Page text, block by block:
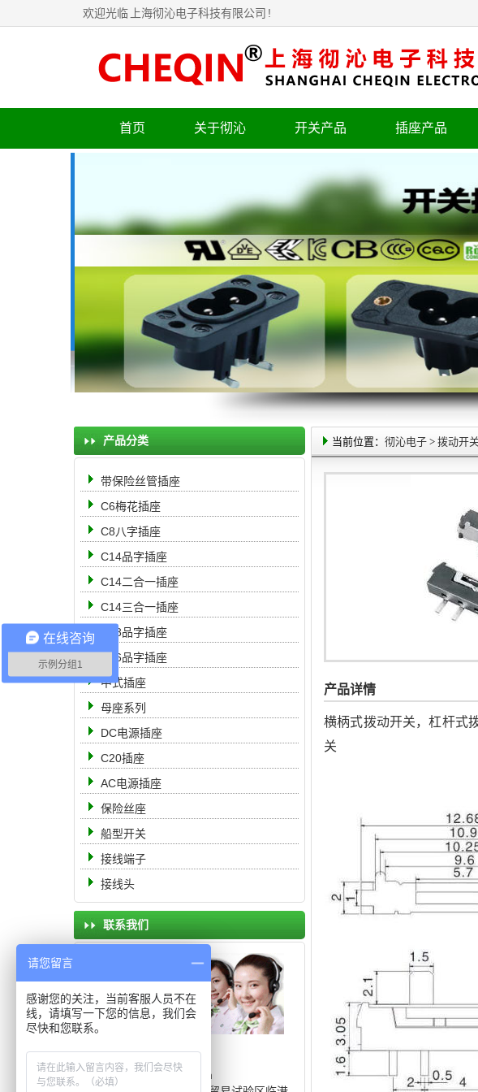
欢迎光临 上海彻沁电子科技有限公司 !
首页 关于彻沁 开关产品 插座产品
产品分类
带保险丝管插座
C6梅花插座
C8八字插座
C14品字插座
C14二合一插座
C14三合一插座
C18品字插座
C16品字插座
中式插座
母座系列
DC电源插座
C20插座
AC电源插座
保险丝座
船型开关
接线端子
接线头
联系我们
邮 箱：8311566@qq.com
当前位置： 彻沁电子 > 拨动开
产品详情
横柄式拨动开关，杠杆式
关
在线咨询
示例分组1
请您留言
感谢您的关注，当前客服人员不在
线，请填写一下您的信息，我们会
尽快和您联系。